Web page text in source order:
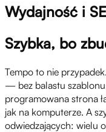
Wydajność i
Szybka, bo
Tempo to nie
— bez balastu
programowana strona
jak na komputerze. A
odwiedzających: wielu